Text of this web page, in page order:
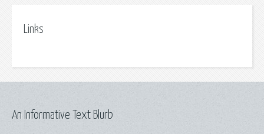
Links
An Informative Text Blurb